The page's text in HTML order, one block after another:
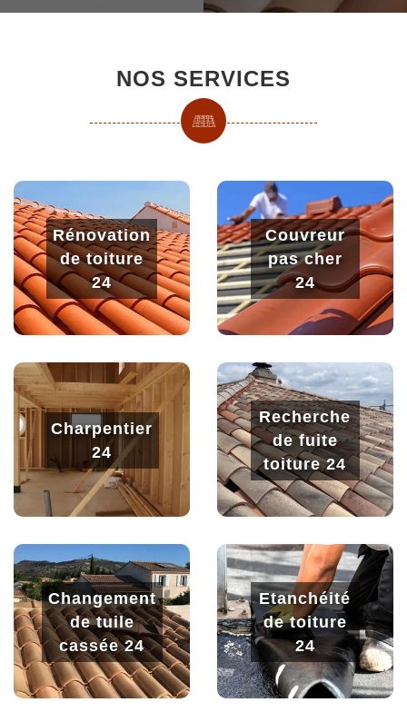
NOS SERVICES
Rénovation
de toiture
24
Couvreur
pas cher
24
Charpentier
24
Recherche
de fuite
toiture 24
Changement
de tuile
cassée 24
Etanchéité
de toiture
24